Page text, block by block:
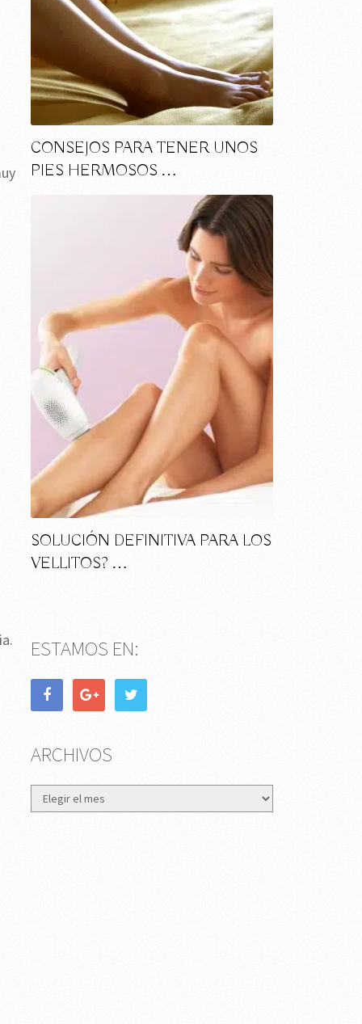
CONSEJOS PARA TENER UNOS
PIES HERMOSOS …
SOLUCIÓN DEFINITIVA PARA LOS
VELLITOS? …
ESTAMOS EN:
ARCHIVOS
Archivos